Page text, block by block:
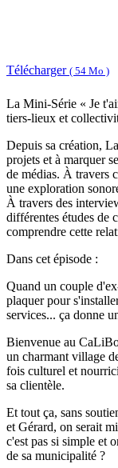
Télécharger ( 54 Mo )
La Mini-Série « Je
tiers-lieux et
Depuis sa création,
projets et à marquer
de médias. À travers
une exploration
À travers des
différentes études de
comprendre cette
Dans cet épisode :
Quand un couple
plaquer pour
services... ça donne
Bienvenue au
un charmant village
fois culturel et
sa clientèle.
Et tout ça, sans
et Gérard, on serait
c'est pas si simple et
de sa municipalité ?